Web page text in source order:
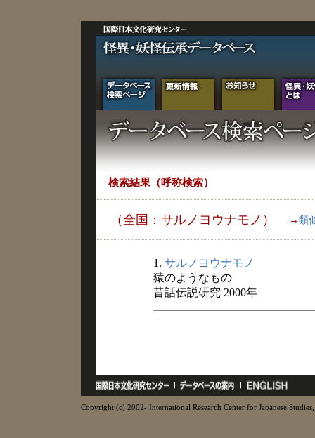
検索結果（呼称検索）
（全国：サルノヨウナモノ） → 類
1. サルノヨウナモノ
猿のようなもの
昔話伝説研究 2000年
Copyright (c) 2002- International Research Center for Japanese